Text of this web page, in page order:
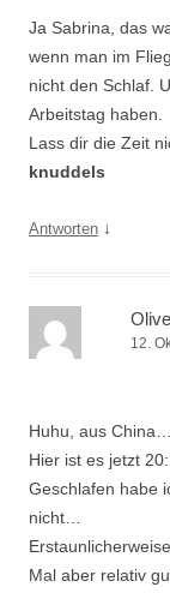
Ja Sabrina, das
wenn man im
nicht den Schlaf.
Arbeitstag haben.
Lass dir die Zeit
knuddels
Antworten ↓
12.
Huhu, aus China…
Hier ist es jetzt
Geschlafen habe
nicht…
Mal aber relativ